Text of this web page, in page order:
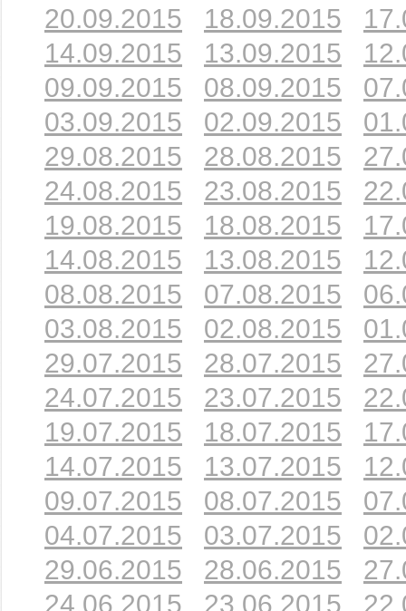
20.09.2015
18.09.2015
14.09.2015
13.09.2015
09.09.2015
08.09.2015
03.09.2015
02.09.2015
29.08.2015
28.08.2015
24.08.2015
23.08.2015
19.08.2015
18.08.2015
14.08.2015
13.08.2015
08.08.2015
07.08.2015
03.08.2015
02.08.2015
29.07.2015
28.07.2015
24.07.2015
23.07.2015
19.07.2015
18.07.2015
14.07.2015
13.07.2015
09.07.2015
08.07.2015
04.07.2015
03.07.2015
29.06.2015
28.06.2015
24.06.2015
23.06.2015